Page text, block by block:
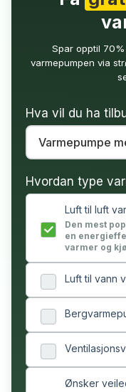
Spar opptil
varmepumpen via
Hva vil du ha
Hvordan type
Luft til luft
Den mest
en
varmer og
Luft til vann
Ønsker